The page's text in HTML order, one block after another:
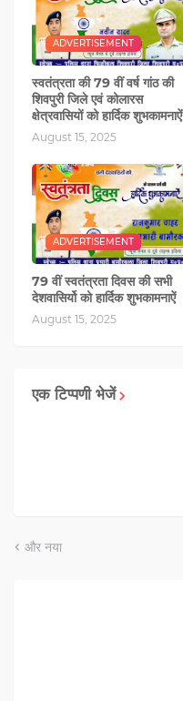
ADVERTISEMENT
स्वतंत्रता की 79 वीं वर्ष गांठ की
शिवपुरी जिले एवं कोलारस
क्षेत्रवासियों को हार्दिक शुभकामनाऐं
August 15, 2025
ADVERTISEMENT
79 वीं स्वतंत्रता दिवस की सभी
देशवासिर्यो को हार्दिक शुभकामनाऐं
August 15, 2025
एक टिप्पणी भेजें
और नया